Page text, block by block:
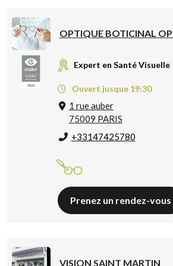
OPTIQUE BOTICINAL
Expert en Santé Visuelle
Ouvert jusque 19:30
1 rue auber
75009 PARIS
+33147425780
Prenez un rendez-vous
VISION SAINT MARTIN